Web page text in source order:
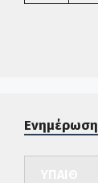
Ενημέρωση